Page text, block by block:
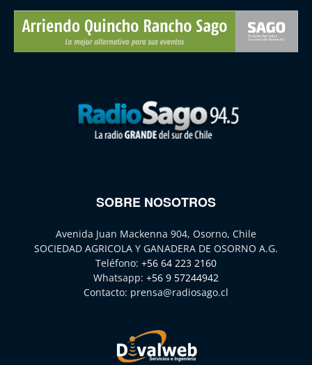
SOBRE NOSOTROS
Avenida Juan Mackenna 904, Osorno, Chile
SOCIEDAD AGRICOLA Y GANADERA DE OSORNO A.G.
Teléfono: +56 64 223 2160
Whatsapp: +56 9 57244942
Contacto: prensa@radiosago.cl